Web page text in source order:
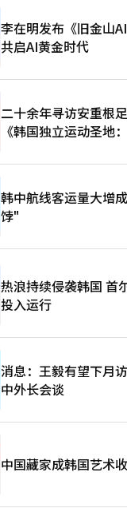
李在明发布《旧金山
共启AI黄金时代
二十余年寻访安重根
《韩国独立运动圣地
韩中航线客运量大增
饽"
热浪持续侵袭韩国 首
投入运行
消息：王毅有望下月
中外长会谈
中国藏家成韩国艺术